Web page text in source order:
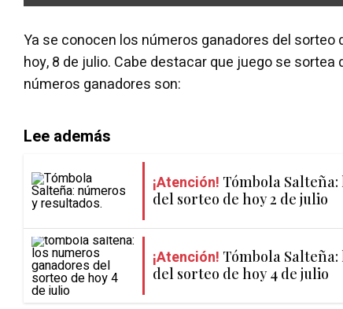
Ya se conocen los números ganadores del sorteo
hoy, 8 de julio. Cabe destacar que juego se sortea
números ganadores son:
Lee además
¡Atención! Tómbola
del sorteo de hoy 2 de julio
¡Atención! Tómbola
del sorteo de hoy 4 de julio